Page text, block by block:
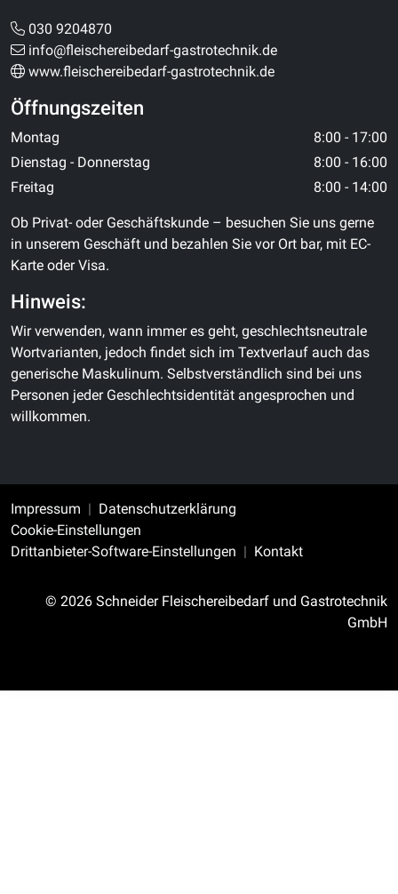
030 9204870
info@fleischereibedarf-gastrotechnik.de
www.fleischereibedarf-gastrotechnik.de
Öffnungszeiten
Montag
8:00 - 17:00
Dienstag - Donnerstag
8:00 - 16:00
Freitag
8:00 - 14:00
Ob Privat- oder Geschäftskunde – besuchen Sie uns gerne
in unserem Geschäft und bezahlen Sie vor Ort bar, mit EC-
Karte oder Visa.
Hinweis:
Wir verwenden, wann immer es geht, geschlechtsneutrale
Wortvarianten, jedoch findet sich im Textverlauf auch das
generische Maskulinum. Selbstverständlich sind bei uns
Personen jeder Geschlechtsidentität angesprochen und
willkommen.
Impressum
Datenschutzerklärung
Cookie-Einstellungen
Drittanbieter-Software-Einstellungen
Kontakt
© 2026 Schneider Fleischereibedarf und Gastrotechnik
GmbH